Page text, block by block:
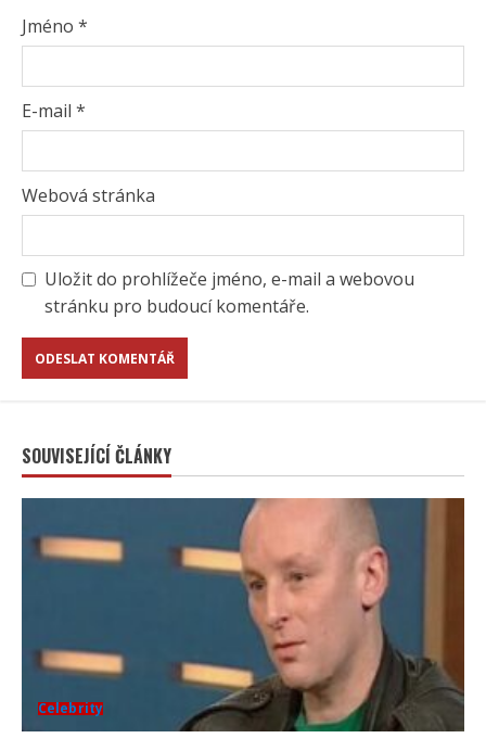
Jméno *
E-mail *
Webová stránka
Uložit do prohlížeče jméno, e-mail a webovou
stránku pro budoucí komentáře.
SOUVISEJÍCÍ ČLÁNKY
Celebrity